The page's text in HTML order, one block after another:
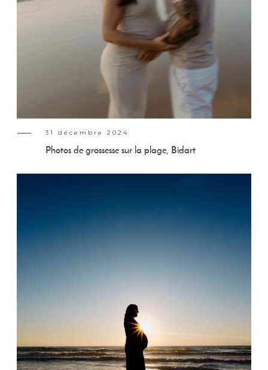
31 décembre 2024
Photos de grossesse sur la plage, Bidart